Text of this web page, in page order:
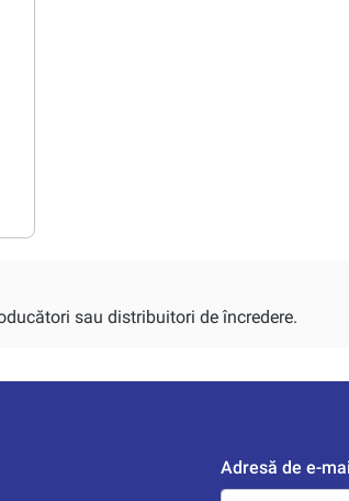
sau distribuitori de încredere.
Adresă de e-